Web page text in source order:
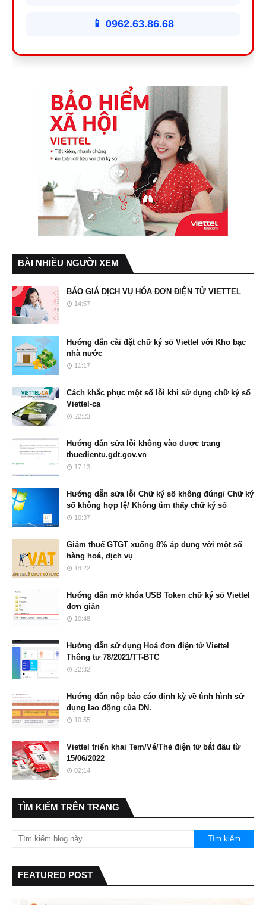
📱 0962.63.86.68
BÀI NHIỀU NGƯỜI XEM
BÁO GIÁ DỊCH VỤ HÓA ĐƠN ĐIỆN TỬ VIETTEL
14:57
Hướng dẫn cài đặt chữ ký số Viettel với Kho bạc
nhà nước
11:17
Cách khắc phục một số lỗi khi sử dụng chữ ký số
Viettel-ca
22:23
Hướng dẫn sửa lỗi không vào được trang
thuedientu.gdt.gov.vn
17:13
Hướng dẫn sửa lỗi Chữ ký số không đúng/ Chữ ký
số không hợp lệ/ Không tìm thấy chữ ký số
10:37
Giảm thuế GTGT xuống 8% áp dụng với một số
hàng hoá, dịch vụ
14:22
Hướng dẫn mở khóa USB Token chữ ký số Viettel
đơn giản
10:48
Hướng dẫn sử dụng Hoá đơn điện tử Viettel
Thông tư 78/2021/TT-BTC
22:32
Hướng dẫn nộp báo cáo định kỳ về tình hình sử
dụng lao động của DN.
10:55
Viettel triển khai Tem/Vé/Thẻ điện tử bắt đầu từ
15/06/2022
02:14
TÌM KIẾM TRÊN TRANG
FEATURED POST